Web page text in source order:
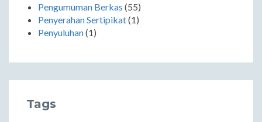
Pengumuman Berkas (55)
Penyerahan Sertipikat(1)
Penyuluhan(1)
Tags